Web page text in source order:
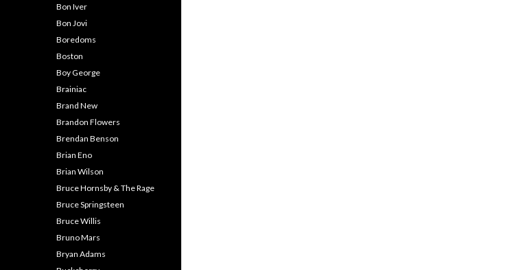
Bon Iver
Bon Jovi
Boredoms
Boston
Boy George
Brainiac
Brand New
Brandon Flowers
Brendan Benson
Brian Eno
Brian Wilson
Bruce Hornsby & The Rage
Bruce Springsteen
Bruce Willis
Bruno Mars
Bryan Adams